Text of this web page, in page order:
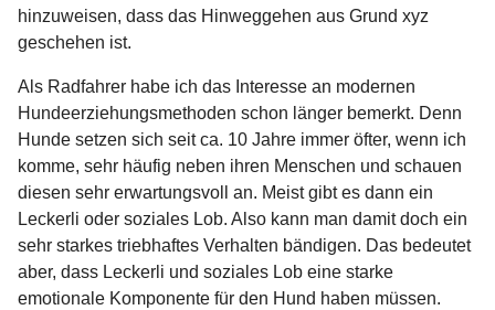
hinzuweisen, dass das Hinweggehen aus Grund xyz
geschehen ist.
Als Radfahrer habe ich das Interesse an modernen
Hundeerziehungsmethoden schon länger bemerkt. Denn
Hunde setzen sich seit ca. 10 Jahre immer öfter, wenn ich
komme, sehr häufig neben ihren Menschen und schauen
diesen sehr erwartungsvoll an. Meist gibt es dann ein
Leckerli oder soziales Lob. Also kann man damit doch ein
sehr starkes triebhaftes Verhalten bändigen. Das bedeutet
aber, dass Leckerli und soziales Lob eine starke
emotionale Komponente für den Hund haben müssen.